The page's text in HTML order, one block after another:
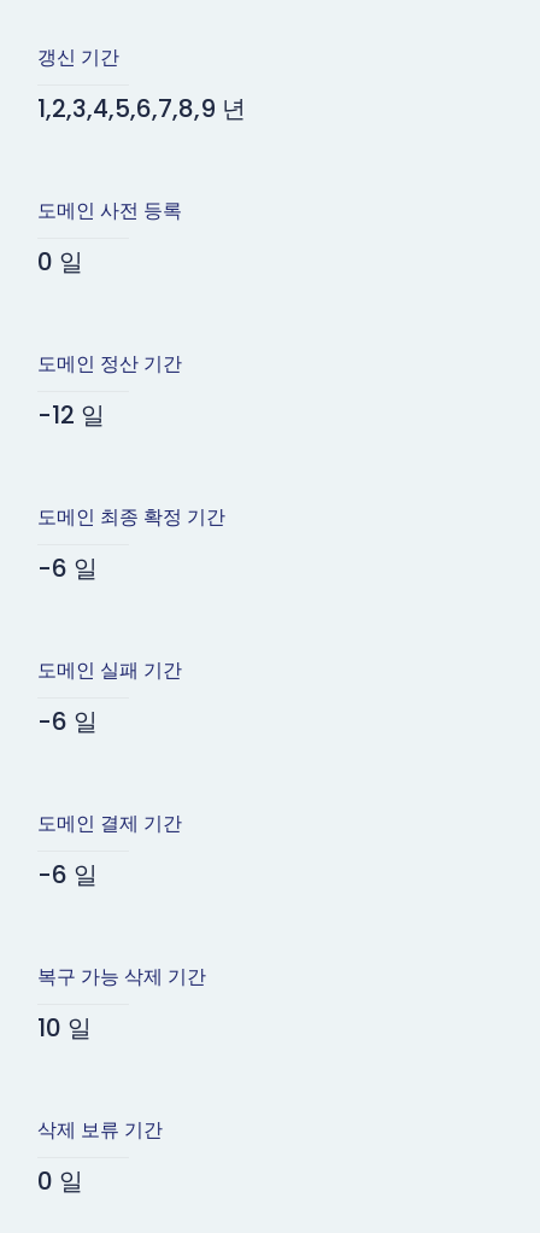
갱신 기간
1,2,3,4,5,6,7,8,9 년
도메인 사전 등록
0 일
도메인 정산 기간
-12 일
도메인 최종 확정 기간
-6 일
도메인 실패 기간
-6 일
도메인 결제 기간
-6 일
복구 가능 삭제 기간
10 일
삭제 보류 기간
0 일